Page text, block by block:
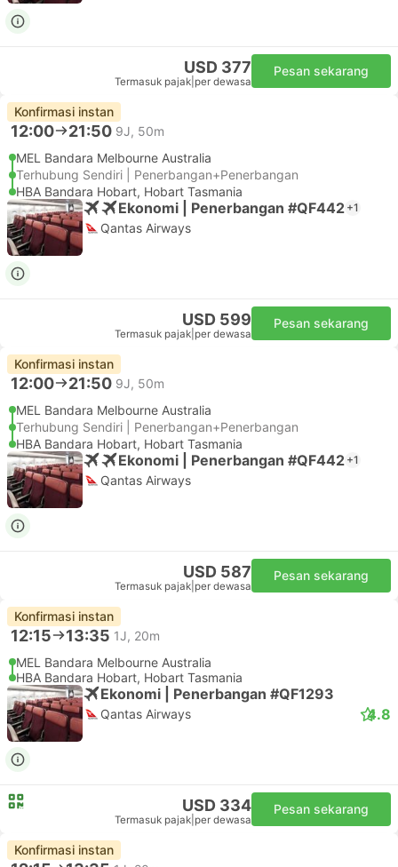
USD 377
Termasuk pajak per dewasa
Pesan sekarang
Konfirmasi instan
12:00 21:50 9J, 50m
MEL Bandara Melbourne Australia
Terhubung Sendiri | Penerbangan+Penerbangan
HBA Bandara Hobart, Hobart Tasmania
Ekonomi | Penerbangan #QF442 +1
Qantas Airways
USD 599
Termasuk pajak per dewasa
Pesan sekarang
Konfirmasi instan
12:00 21:50 9J, 50m
MEL Bandara Melbourne Australia
Terhubung Sendiri | Penerbangan+Penerbangan
HBA Bandara Hobart, Hobart Tasmania
Ekonomi | Penerbangan #QF442 +1
Qantas Airways
USD 587
Termasuk pajak per dewasa
Pesan sekarang
Konfirmasi instan
12:15 13:35 1J, 20m
MEL Bandara Melbourne Australia
HBA Bandara Hobart, Hobart Tasmania
Ekonomi | Penerbangan #QF1293
Qantas Airways 4.8
USD 334
Termasuk pajak per dewasa
Pesan sekarang
Konfirmasi instan